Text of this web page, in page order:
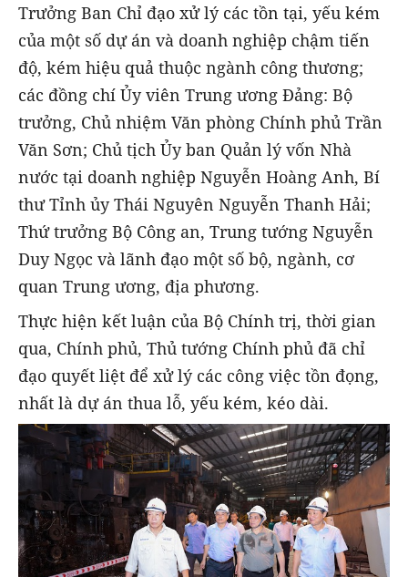
Trưởng Ban Chỉ đạo xử lý các tồn tại, yếu kém
của một số dự án và doanh nghiệp chậm tiến
độ, kém hiệu quả thuộc ngành công thương;
các đồng chí Ủy viên Trung ương Đảng: Bộ
trưởng, Chủ nhiệm Văn phòng Chính phủ Trần
Văn Sơn; Chủ tịch Ủy ban Quản lý vốn Nhà
nước tại doanh nghiệp Nguyễn Hoàng Anh, Bí
thư Tỉnh ủy Thái Nguyên Nguyễn Thanh Hải;
Thứ trưởng Bộ Công an, Trung tướng Nguyễn
Duy Ngọc và lãnh đạo một số bộ, ngành, cơ
quan Trung ương, địa phương.
Thực hiện kết luận của Bộ Chính trị, thời gian
qua, Chính phủ, Thủ tướng Chính phủ đã chỉ
đạo quyết liệt để xử lý các công việc tồn đọng,
nhất là dự án thua lỗ, yếu kém, kéo dài.